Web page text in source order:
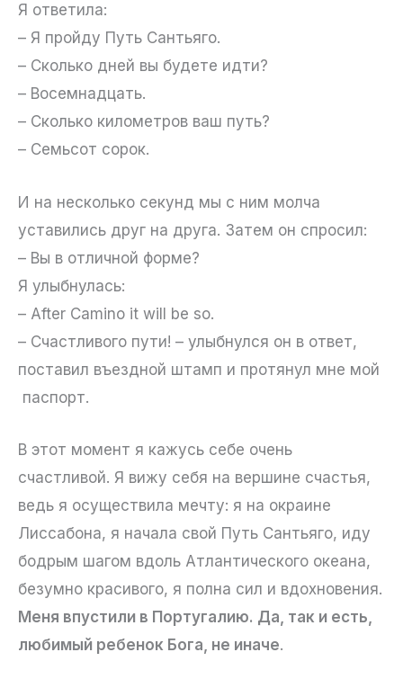
Я ответила:
– Я пройду Путь Сантьяго.
– Сколько дней вы будете идти?
– Восемнадцать.
– Сколько километров ваш путь?
– Семьсот сорок.
И на несколько секунд мы с ним молча
уставились друг на друга. Затем он спросил:
– Вы в отличной форме?
Я улыбнулась:
– After Camino it will be so.
– Счастливого пути! – улыбнулся он в ответ,
поставил въездной штамп и протянул мне мой
паспорт.
В этот момент я кажусь себе очень
счастливой. Я вижу себя на вершине счастья,
ведь я осуществила мечту: я на окраине
Лиссабона, я начала свой Путь Сантьяго, иду
бодрым шагом вдоль Атлантического океана,
безумно красивого, я полна сил и вдохновения.
Меня впустили в Португалию. Да, так и есть,
любимый ребенок Бога, не иначе.